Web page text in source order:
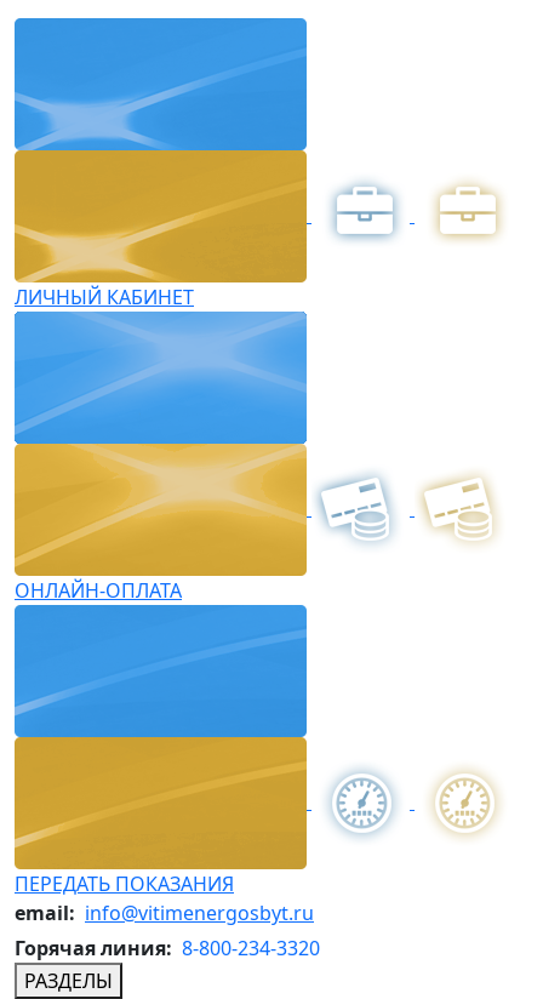
ЛИЧНЫЙ КАБИНЕТ
ОНЛАЙН-ОПЛАТА
ПЕРЕДАТЬ ПОКАЗАНИЯ
email: info@vitimenergosbyt.ru
Горячая линия: 8-800-234-3320
РАЗДЕЛЫ